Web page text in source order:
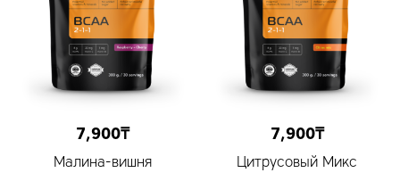
7,900₸
Малина-вишня
7,900₸
Цитрусовый Микс